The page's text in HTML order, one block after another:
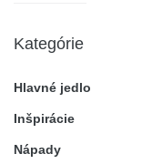
Kategórie
Hlavné jedlo
Inšpirácie
Nápady